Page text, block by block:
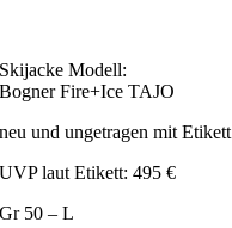
Skijacke Modell:
Bogner Fire+Ice TAJO
neu und ungetragen mit Etikett
UVP laut Etikett: 495 €
Gr 50 – L